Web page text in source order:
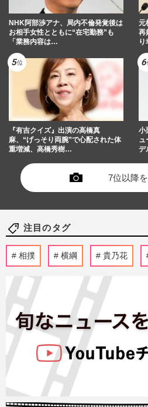
NHK阿部渉アナ、局内不倫発覚後は
お相手女性とともに“在宅勤務”も
「業務内容は…
元
再
『有吉クイズ』出演の高橋真
麻、“げっそり両腕”で心配された体
重増減、高橋秀樹…
小
ュ
デ
7位以降
注目のタグ
相撲 横綱 貴乃花